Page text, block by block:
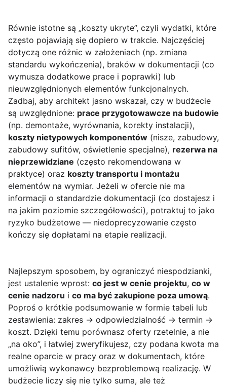
Równie istotne są „koszty ukryte”, czyli wydatki, które
często pojawiają się dopiero w trakcie. Najczęściej
dotyczą one różnic w założeniach (np. zmiana
standardu wykończenia), braków w dokumentacji (co
wymusza dodatkowe prace i poprawki) lub
nieuwzględnionych elementów funkcjonalnych.
Zadbaj, aby architekt jasno wskazał, czy w budżecie
są uwzględnione: prace przygotowawcze na budowie
(np. demontaże, wyrównania, korekty instalacji),
koszty nietypowych komponentów (nisze, zabudowy,
zabudowy sufitów, oświetlenie specjalne), rezerwa na
nieprzewidziane (często rekomendowana w
praktyce) oraz koszty transportu i montażu
elementów na wymiar. Jeżeli w ofercie nie ma
informacji o standardzie dokumentacji (co dostajesz i
na jakim poziomie szczegółowości), potraktuj to jako
ryzyko budżetowe — niedoprecyzowanie często
kończy się dopłatami na etapie realizacji.
Najlepszym sposobem, by ograniczyć niespodzianki,
jest ustalenie wprost: co jest w cenie projektu, co w
cenie nadzoru i co ma być zakupione poza umową.
Poproś o krótkie podsumowanie w formie tabeli lub
zestawienia: zakres → odpowiedzialność → termin →
koszt. Dzięki temu porównasz oferty rzetelnie, a nie
„na oko”, i łatwiej zweryfikujesz, czy podana kwota ma
realne oparcie w pracy oraz w dokumentach, które
umożliwią wykonawcy bezproblemową realizację. W
budżecie liczy się nie tylko suma, ale też